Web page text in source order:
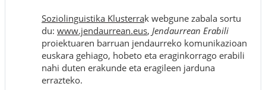
Soziolinguistika Klusterrak webgune zabala sortu
du: www.jendaurrean.eus, Jendaurrean Erabili
proiektuaren barruan jendaurreko komunikazioan
euskara gehiago, hobeto eta eraginkorrago erabili
nahi duten erakunde eta eragileen jarduna
errazteko.